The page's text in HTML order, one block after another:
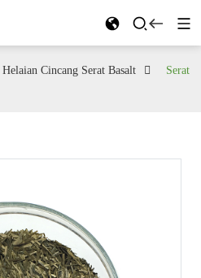
Helaian Cincang Serat Basalt
Serat